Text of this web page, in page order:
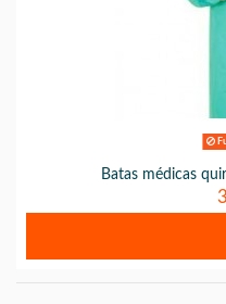
Batas médicas